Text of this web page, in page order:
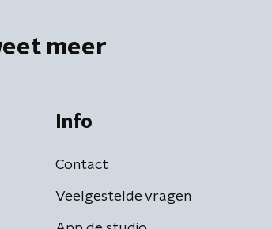
meer
Info
Contact
Veelgestelde vragen